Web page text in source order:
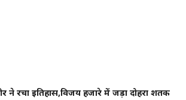
ने रचा इतिहास,विजय हजारे में जड़ा दोहरा शतक